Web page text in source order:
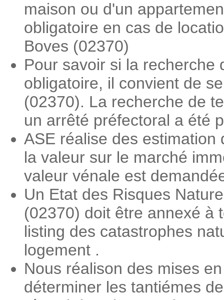
maison ou d'un
obligatoire en cas de
Boves (02370)
Pour savoir si la recherche
obligatoire, il convient de
(02370). La recherche de
un arrêté préfectoral a été
ASE réalise des
la valeur sur le marché
valeur vénale est
Un Etat des Risques
(02370) doit être annexé à
listing des catastrophes
logement .
Nous réalison des mises
déterminer les tantiémes